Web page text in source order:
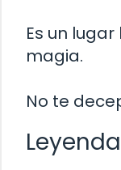
Es un
magia.
No te